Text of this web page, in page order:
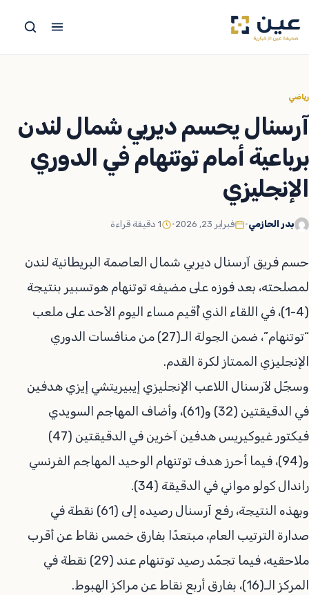
إلى
رياضي
آرسنال يحسم ديربي شمال لندن
برباعية أمام توتنهام في الدوري
الإنجليزي
بدر الحازمي• فبراير 23, 2026 • 1 دقيقة قراءة
حسم فريق آرسنال ديربي شمال العاصمة البريطانية لندن
لمصلحته، بعد فوزه على مضيفه توتنهام هوتسبير بنتيجة
(4-1)، في اللقاء الذي أُقيم مساء اليوم الأحد على ملعب
“توتنهام”، ضمن الجولة الـ(27) من منافسات الدوري
الإنجليزي الممتاز لكرة القدم.
وسجّل لآرسنال اللاعب الإنجليزي إيبيريتشي إيزي هدفين
في الدقيقتين (32) و(61)، وأضاف المهاجم السويدي
فيكتور غيوكيريس هدفين آخرين في الدقيقتين (47)
و(94)، فيما أحرز هدف توتنهام الوحيد المهاجم الفرنسي
راندال كولو مواني في الدقيقة (34).
وبهذه النتيجة، رفع آرسنال رصيده إلى (61) نقطة في
صدارة الترتيب العام، مبتعدًا بفارق خمس نقاط عن أقرب
ملاحقيه، فيما تجمّد رصيد توتنهام عند (29) نقطة في
المركز الـ(16)، بفارق أربع نقاط عن مراكز الهبوط.